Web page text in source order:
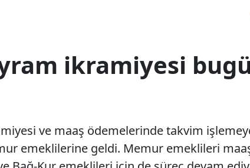
ikramiyesi
ve maaş ödemelerinde takvim
emeklilerine geldi. Memur emeklileri